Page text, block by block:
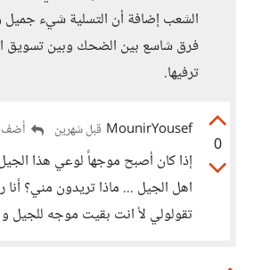
الشعب إضافة أن التسلية شيء جميل
فرق شاسع بين الضحك وبين تسويق
ترفيها.
0
MounirYousef قبل شهرين أضف
إذا كان أصبح موجهاً لوعي هذا
اهل الجيل ... ماذا تريدون مني؟
تقولولي لأ انت بقيت موجه للجيل و